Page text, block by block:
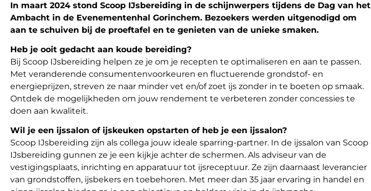
In maart 2024 stond Scoop IJsbereiding in de schijnwerpers tijdens de Dag van het
Ambacht in de Evenementenhal Gorinchem. Bezoekers werden uitgenodigd om
aan te schuiven bij de proeftafel en te genieten van de unieke smaken.
Heb je ooit gedacht aan koude bereiding?
Bij Scoop IJsbereiding helpen ze je om je recepten te optimaliseren en aan te passen.
Met veranderende consumentenvoorkeuren en fluctuerende grondstof- en
energieprijzen, streven ze naar minder vet en/of zoet ijs zonder in te boeten op smaak.
Ontdek de mogelijkheden om jouw rendement te verbeteren zonder concessies te
doen aan kwaliteit.
Wil je een ijssalon of ijskeuken opstarten of heb je een ijssalon?
Scoop IJsbereiding zijn als collega jouw ideale sparring-partner. In de ijssalon van Scoop
IJsbereiding gunnen ze je een kijkje achter de schermen. Als adviseur van de
vestigingsplaats, inrichting en apparatuur tot ijsreceptuur. Ze zijn daarnaast leverancier
van grondstoffen, ijsbekers en toebehoren. Met meer dan 35 jaar ervaring in handel en